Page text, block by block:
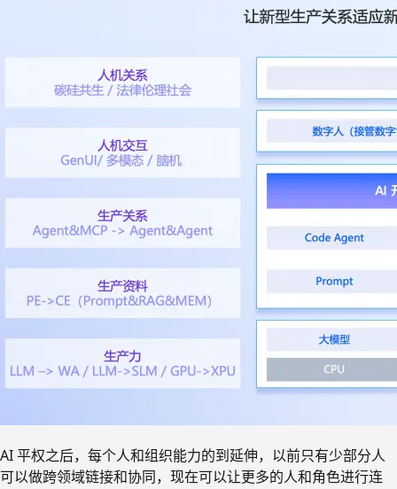
AI 平权之后，每个人和组织能力的到延伸，以前只有少部分人
可以做跨领域链接和协同，现在可以让更多的人和角色进行连